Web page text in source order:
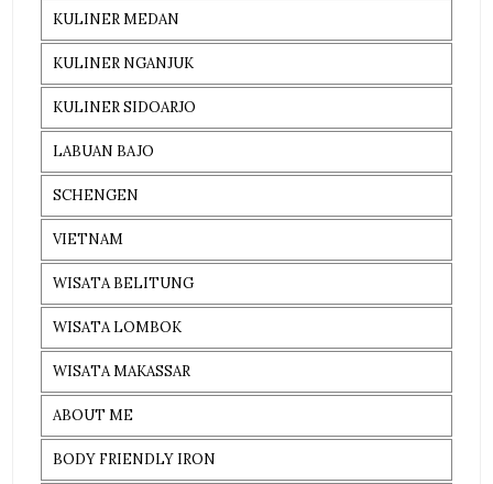
KULINER MEDAN
KULINER NGANJUK
KULINER SIDOARJO
LABUAN BAJO
SCHENGEN
VIETNAM
WISATA BELITUNG
WISATA LOMBOK
WISATA MAKASSAR
ABOUT ME
BODY FRIENDLY IRON